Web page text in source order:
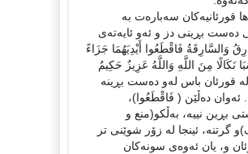
قورئانیەکان سەبارەت بە
دەست بڕینی دز و ئەو ئایەتەی
وَالسَّارِقَةُ فَاقْطَعُوا أَيْدِيَهُمَا جَزَاءً
نَكَالًا مِنَ اللَّهِ وَاللَّهُ عَزِيزٌ حَكِيمٌ
قورئان باس لەو دەست بڕینە
ئەوان دەڵێن ( فَاقْطَعُوا)،
بڕین نییە، بەڵکو(منع و
گرتنە، ئینجا لە زۆر شوێنی تر
و، یان ئەوەی سونەکان